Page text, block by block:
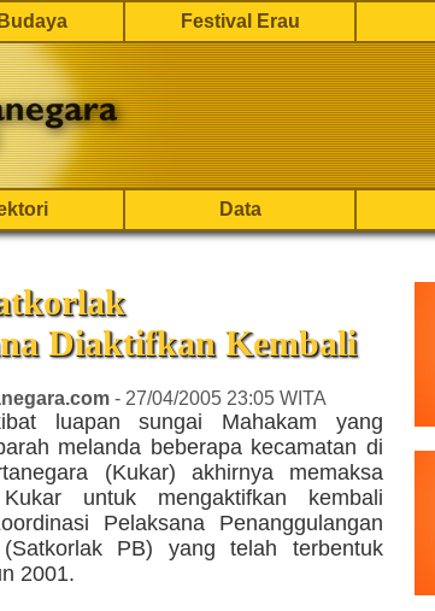
Festival Erau
Data
Diaktifkan Kembali
- 27/04/2005 23:05 WITA
luapan sungai Mahakam yang
melanda beberapa kecamatan di
(Kukar) akhirnya memaksa
untuk mengaktifkan kembali
Pelaksana Penanggulangan
PB) yang telah terbentuk
2001.